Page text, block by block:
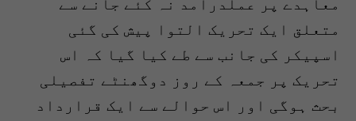
معاہدے پر عملدرآمد نہ کئے جانے سے
متعلق ایک تحریک التوا پیش کی گئی
اسپیکر کی جانب سے طے کیا گیا کہ اس
تحریک پر جمعہ کے روز دوگھنٹے تفصیلی
بحث ہوگی اور اس حوالے سے ایک قرارداد